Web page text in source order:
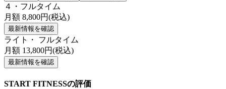
４・フルタイム
月額 8,800円(税込)
最新情報を確認
ライト・ フルタイム
月額 13,800円(税込)
最新情報を確認
START FITNESSの評価